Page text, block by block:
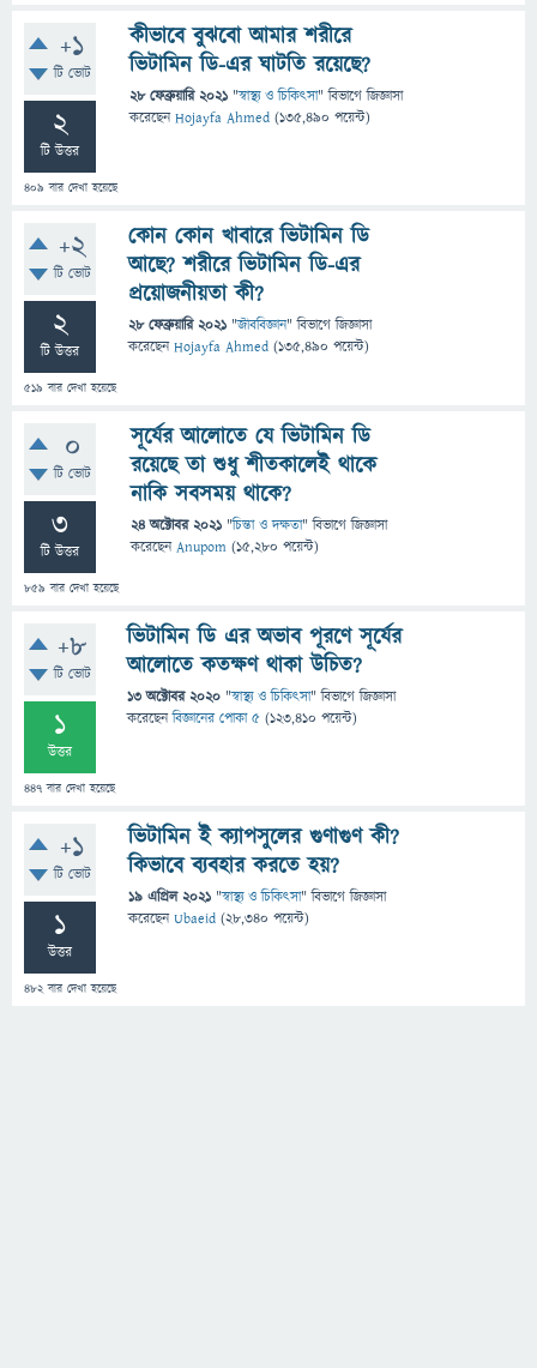
+1
টি ভোট
2
টি উত্তর
409 বার দেখা হয়েছে
কীভাবে বুঝবো আমার শরীরে
ভিটামিন ডি-এর ঘাটতি রয়েছে?
28 ফেব্রুয়ারি 2021 "স্বাস্থ্য ও চিকিৎসা" বিভাগে জিজ্ঞাসা
করেছেনHojayfa Ahmed (135,490 পয়েন্ট)
+2
টি ভোট
2
টি উত্তর
519 বার দেখা হয়েছে
কোন কোন খাবারে ভিটামিন ডি
আছে? শরীরে ভিটামিন ডি-এর
প্রয়োজনীয়তা কী?
28 ফেব্রুয়ারি 2021 "জীববিজ্ঞান" বিভাগে জিজ্ঞাসা
করেছেনHojayfa Ahmed (135,490 পয়েন্ট)
0
টি ভোট
3
টি উত্তর
859 বার দেখা হয়েছে
সূর্যের আলোতে যে ভিটামিন ডি
রয়েছে তা শুধু শীতকালেই থাকে
নাকি সবসময় থাকে?
24 অক্টোবর 2021 "চিন্তা ও দক্ষতা" বিভাগে জিজ্ঞাসা
করেছেনAnupom (15,280 পয়েন্ট)
+8
টি ভোট
1
উত্তর
447 বার দেখা হয়েছে
ভিটামিন ডি এর অভাব পূরণে সূর্যের
আলোতে কতক্ষণ থাকা উচিত?
13 অক্টোবর 2020 "স্বাস্থ্য ও চিকিৎসা" বিভাগে জিজ্ঞাসা
করেছেনবিজ্ঞানের পোকা ৫ (123,410 পয়েন্ট)
+1
টি ভোট
1
উত্তর
482বার দেখা হয়েছে
ভিটামিন ই ক্যাপসুলের গুণাগুণ কী?
কিভাবে ব্যবহার করতে হয়?
19 এপ্রিল 2021 "স্বাস্থ্য ও চিকিৎসা" বিভাগে জিজ্ঞাসা
করেছেনUbaeid (28,340 পয়েন্ট)